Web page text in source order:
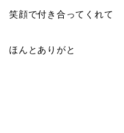
笑顔で付き合ってくれて
ほんとありがと